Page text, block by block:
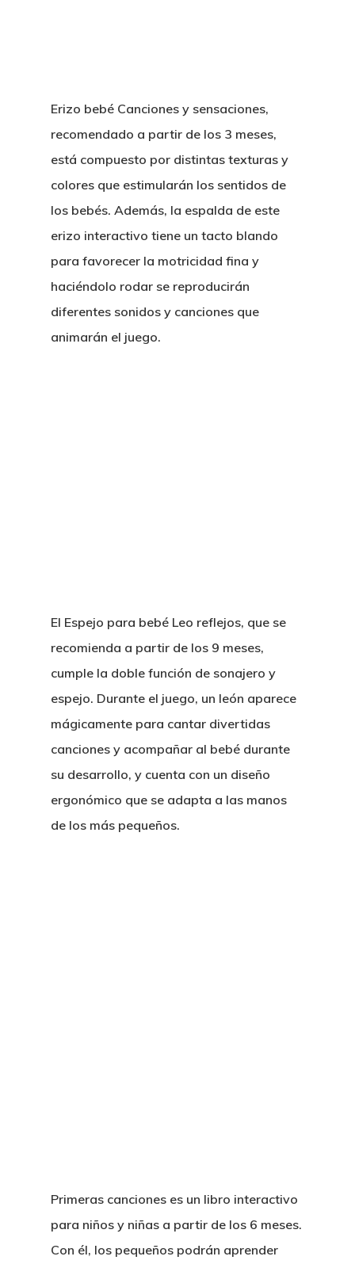
Erizo bebé Canciones y sensaciones,
recomendado a partir de los 3 meses,
está compuesto por distintas texturas y
colores que estimularán los sentidos de
los bebés. Además, la espalda de este
erizo interactivo tiene un tacto blando
para favorecer la motricidad fina y
haciéndolo rodar se reproducirán
diferentes sonidos y canciones que
animarán el juego.
El Espejo para bebé Leo reflejos, que se
recomienda a partir de los 9 meses,
cumple la doble función de sonajero y
espejo. Durante el juego, un león aparece
mágicamente para cantar divertidas
canciones y acompañar al bebé durante
su desarrollo, y cuenta con un diseño
ergonómico que se adapta a las manos
de los más pequeños.
Primeras canciones es un libro interactivo
para niños y niñas a partir de los 6 meses.
Con él, los pequeños podrán aprender